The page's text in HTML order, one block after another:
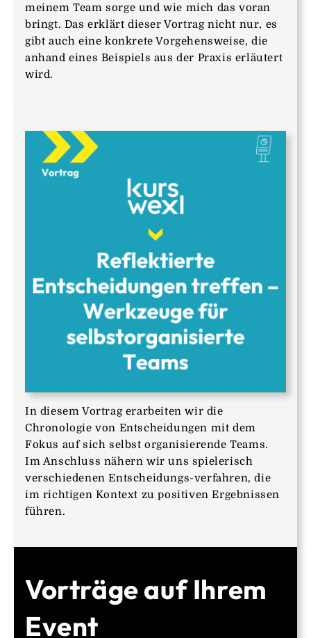
meinem Team sorge und wie mich das voran
bringt. Das erklärt dieser Vortrag nicht nur, es
gibt auch eine konkrete Vorgehensweise, die
anhand eines Beispiels aus der Praxis erläutert
wird.
In diesem Vortrag erarbeiten wir die
Chronologie von Entscheidungen mit dem
Fokus auf sich selbst organisierende Teams.
Im Anschluss nähern wir uns spielerisch
verschiedenen Entscheidungs-verfahren, die
im richtigen Kontext zu positiven Ergebnissen
führen.
Vorträge auf Ihrem
Event